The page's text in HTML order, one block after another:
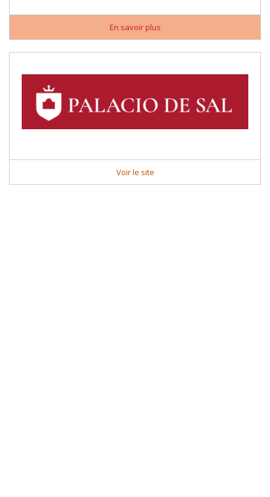
En savoir plus
Voir le site